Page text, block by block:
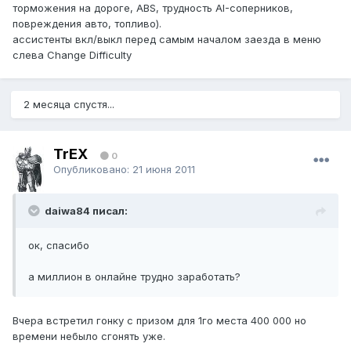
торможения на дороге, ABS, трудность AI-соперников,
повреждения авто, топливо).
ассистенты вкл/выкл перед самым началом заезда в меню
слева Change Difficulty
2 месяца спустя...
TrEX 0
Опубликовано: 21 июня 2011
daiwa84 писал:
ок, спасибо
а миллион в онлайне трудно заработать?
Вчера встретил гонку с призом для 1го места 400 000 но
времени небыло сгонять уже.